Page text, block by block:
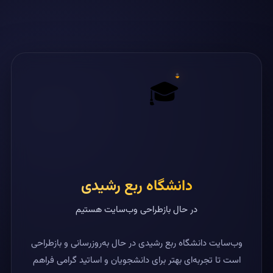
🎓
دانشگاه ربع رشیدی
در حال بازطراحی وب‌سایت هستیم
وب‌سایت دانشگاه ربع رشیدی در حال به‌روزرسانی و بازطراحی
است تا تجربه‌ای بهتر برای دانشجویان و اساتید گرامی فراهم